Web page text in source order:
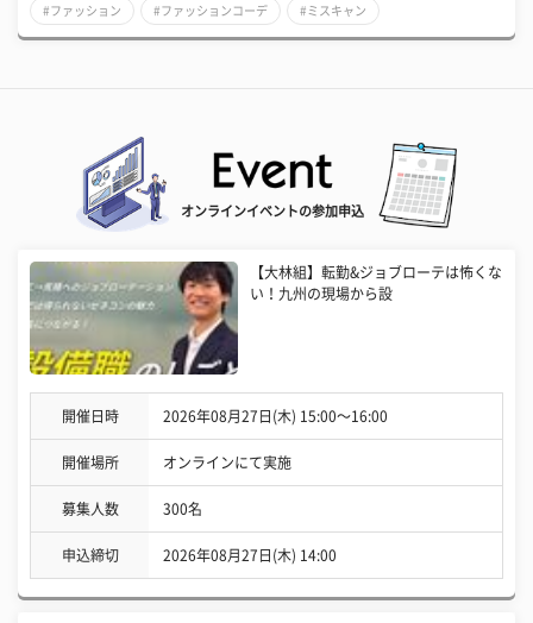
#ファッション #ファッションコーデ #ミスキャン
オンラインイベントの参加申込
【大林組】転勤&ジョブローテは怖くな
い！九州の現場から設
開催日時 2026年08月27日(木) 15:00〜16:00
開催場所 オンラインにて実施
募集人数 300名
申込締切 2026年08月27日(木) 14:00